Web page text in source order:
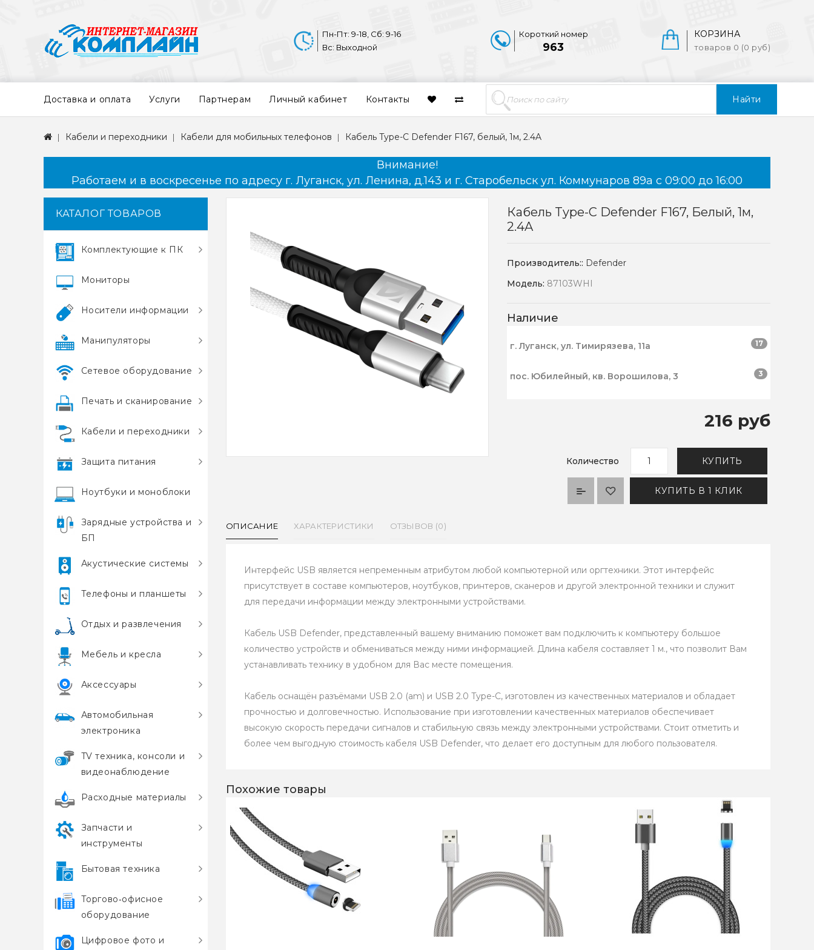
Найти
КОРЗИНА
товаров 0 (0 руб)
Короткий номер
963
Пн-Пт: 9-18, Сб: 9-16
Вс: Выходной
Доставка и оплата Услуги Партнерам Личный кабинет Контакты
Кабели и переходники Кабели для мобильных телефонов Кабель Type-C Defender F167, белый, 1м, 2.4A
Внимание!
Работаем и в воскресенье по адресу г. Луганск, ул. Ленина, д.143 и г. Старобельск ул. Коммунаров 89а с 09:00 до 16:00
КАТАЛОГ ТОВАРОВ
Комплектующие к ПК
Мониторы
Носители информации
Манипуляторы
Сетевое оборудование
Печать и сканирование
Кабели и переходники
Защита питания
Ноутбуки и моноблоки
Зарядные устройства и
БП
Акустические системы
Телефоны и планшеты
Отдых и развлечения
Мебель и кресла
Аксессуары
Автомобильная
электроника
TV техника, консоли и
видеонаблюдение
Расходные материалы
Запчасти и
инструменты
Бытовая техника
Торгово‑офисное
оборудование
Цифровое фото и
Кабель Type-C Defender F167, Белый, 1м,
2.4A
Производитель:: Defender
Модель: 87103WHI
Наличие
г. Луганск, ул. Тимирязева, 11а 17
пос. Юбилейный, кв. Ворошилова, 3 3
216 руб
Количество КУПИТЬ
КУПИТЬ В 1 КЛИК
ОПИСАНИЕ ХАРАКТЕРИСТИКИ ОТЗЫВОВ (0)
Интерфейс USB является непременным атрибутом любой компьютерной или оргтехники. Этот интерфейс
присутствует в составе компьютеров, ноутбуков, принтеров, сканеров и другой электронной техники и служит
для передачи информации между электронными устройствами.
Кабель USB Defender, представленный вашему вниманию поможет вам подключить к компьютеру большое
количество устройств и обмениваться между ними информацией. Длина кабеля составляет 1 м., что позволит Вам
устанавливать технику в удобном для Вас месте помещения.
Кабель оснащён разъёмами USB 2.0 (am) и USB 2.0 Type-C, изготовлен из качественных материалов и обладает
прочностью и долговечностью. Использование при изготовлении качественных материалов обеспечивает
высокую скорость передачи сигналов и стабильную связь между электронными устройствами. Стоит отметить и
более чем выгодную стоимость кабеля USB Defender, что делает его доступным для любого пользователя.
Похожие товары